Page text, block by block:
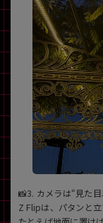
📸3. カメラは“見た
Z Flipは、パタンと